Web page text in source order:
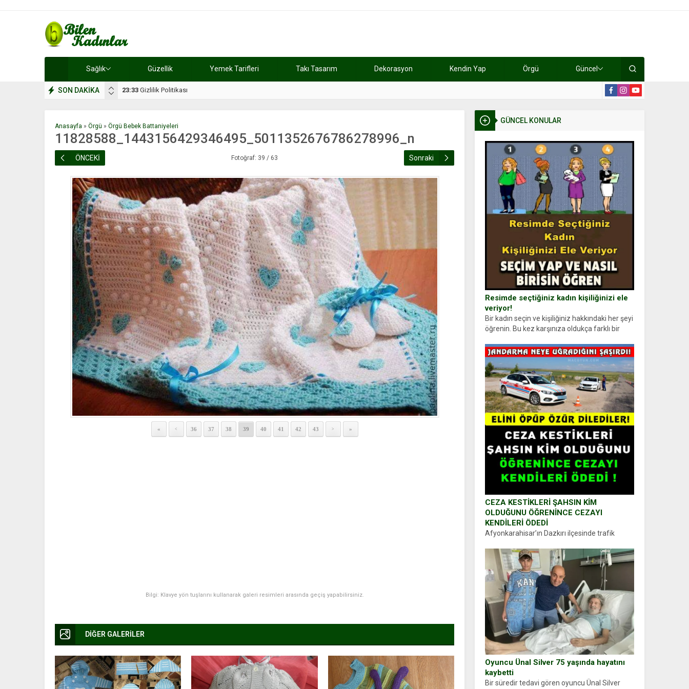
Sağlık Güzellik Yemek Tarifleri Takı Tasarım Dekorasyon Kendin Yap Örgü Güncel
SON DAKİKA 17:08 Dilan, düğününe 5 gün kala hayatını kaybetti
GÜNCEL KONULAR
Resimde seçtiğiniz kadın kişiliğinizi ele
veriyor!
Bir kadın seçin ve kişiliğiniz hakkındaki her şeyi
öğrenin. Bu kez karşınıza oldukça farklı bir
kadın figürlerinden dikkatinizi en...
CEZA KESTİKLERİ ŞAHSIN KİM
OLDUĞUNU ÖĞRENİNCE CEZAYI
KENDİLERİ ÖDEDİ
Afyonkarahisar’ın Dazkırı ilçesinde trafik
durdurdukları bir otomobilin sürücüsünden
ehliyet ve ruhsat sorup belgelerini istedi.
Sürücü Abdurrahman Ö.nün verdiği evraklarda
eksik olduğunu...
Oyuncu Ünal Silver 75 yaşında hayatını
kaybetti
Bir süredir tedavi gören oyuncu Ünal Silver
Anasayfa » Örgü » Örgü Bebek Battaniyeleri
11828588_1443156429346495_5011352676786278996_n
ÖNCEKİ Fotoğraf: 39 / 63 Sonraki
« < 36 37 38 39 40 41 42 43 > »
Bilgi: Klavye yön tuşlarını kullanarak galeri resimleri arasında geçiş yapabilirsiniz.
DİĞER GALERİLER